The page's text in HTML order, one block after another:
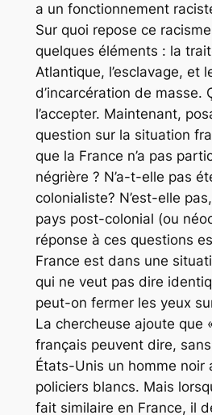
a un fonctionnement
Sur quoi repose ce
quelques éléments : la
Atlantique, l’esclavage, et
d’incarcération de masse.
l’accepter. Maintenant,
question sur la situation
que la France n’a pas
négrière ? N’a-t-elle pas
colonialiste? N’est-elle
pays post-colonial (ou
réponse à ces questions
France est dans une
qui ne veut pas dire
peut-on fermer les yeux
La chercheuse ajoute que
français peuvent dire, sans
États-Unis un homme noir
policiers blancs. Mais
fait similaire en France, il